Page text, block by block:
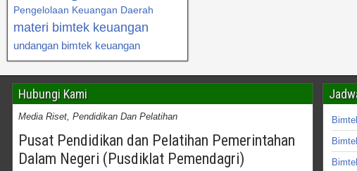
Pengelolaan Keuangan Daerah
materi bimtek keuangan
undangan bimtek keuangan
Hubungi Kami
Media Riset, Pendidikan Dan Pelatihan
Pusat Pendidikan dan Pelatihan Pemerintahan
Dalam Negeri (Pusdiklat Pemendagri)